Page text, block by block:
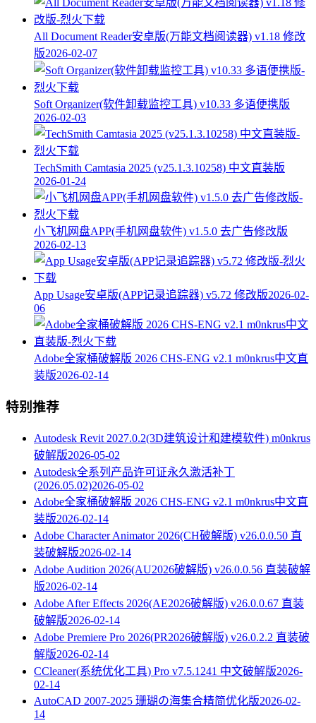
All Document Reader安卓版(万能文档阅读器) v1.18 修改
版2026-02-07
Soft Organizer(软件卸载监控工具) v10.33 多语便携版
2026-02-03
TechSmith Camtasia 2025 (v25.1.3.10258) 中文直装版
2026-01-24
小飞机网盘APP(手机网盘软件) v1.5.0 去广告修改版
2026-02-13
App Usage安卓版(APP记录追踪器) v5.72 修改版2026-02-
06
Adobe全家桶破解版 2026 CHS-ENG v2.1 m0nkrus中文直
装版2026-02-14
特别推荐
Autodesk Revit 2027.0.2(3D建筑设计和建模软件) m0nkrus
破解版2026-05-02
Autodesk全系列产品许可证永久激活补丁
(2026.05.02)2026-05-02
Adobe全家桶破解版 2026 CHS-ENG v2.1 m0nkrus中文直
装版2026-02-14
Adobe Character Animator 2026(CH破解版) v26.0.0.50 直
装破解版2026-02-14
Adobe Audition 2026(AU2026破解版) v26.0.0.56 直装破解
版2026-02-14
Adobe After Effects 2026(AE2026破解版) v26.0.0.67 直装
破解版2026-02-14
Adobe Premiere Pro 2026(PR2026破解版) v26.0.2.2 直装破
解版2026-02-14
CCleaner(系统优化工具) Pro v7.5.1241 中文破解版2026-
02-14
AutoCAD 2007-2025 珊瑚の海集合精简优化版2026-02-
14